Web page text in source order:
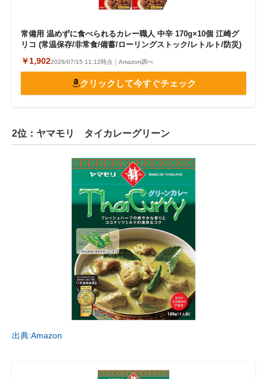
常備用 温めずに食べられるカレー職人 中辛 170g×10個 江崎グ
リコ (常温保存/非常食/備蓄/ローリングストック/レトルト/防災)
￥1,9022026/07/15 11:12時点｜Amazon調べ
クリックして今すぐチェック
2位：ヤマモリ タイカレーグリーン
出典:Amazon